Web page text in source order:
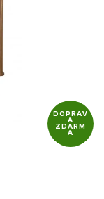
DOPRAV
A
ZDARM
A